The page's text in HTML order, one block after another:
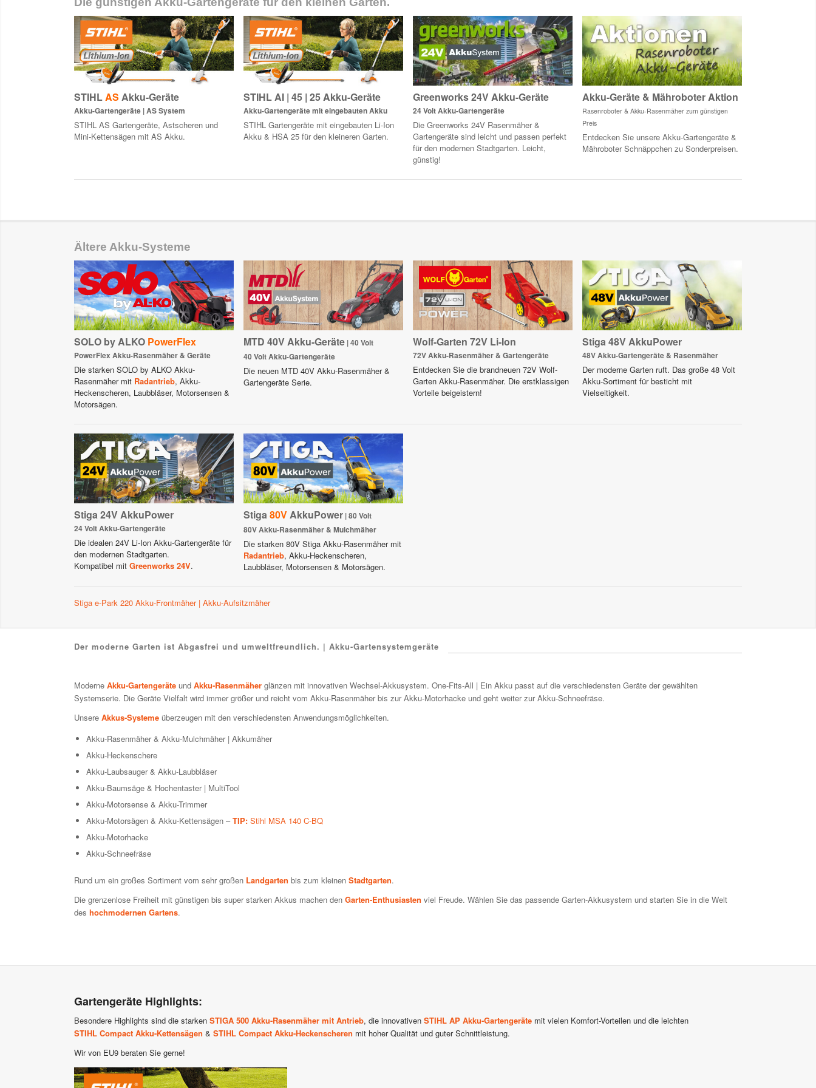
STIHLAS Akku-Geräte
Akku-Gartengeräte | AS System
STIHL AS Gartengeräte, Astscheren und
Mini-Kettensägen mit AS Akku.
STIHL AI | 45 | 25 Akku-Geräte
Akku-Gartengeräte mit eingebauten Akku
STIHL Gartengeräte mit eingebauten Li-Ion
Akku & HSA 25 für den kleineren Garten.
Greenworks 24V Akku-Geräte
24 Volt Akku-Gartengeräte
Die Greenworks 24V Rasenmäher &
Gartengeräte sind leicht und passen perfekt
für den modernen Stadtgarten. Leicht,
günstig!
Akku-Geräte & Mähroboter Aktion
Rasenroboter & Akku-Rasenmäher zumgünstigen
Preis
Entdecken Sie unsere Akku-Gartengeräte &
MähroboterSchnäppchen zu Sonderpreisen.
Ältere Akku-Systeme
SOLO by ALKO PowerFlex
PowerFlex Akku-Rasenmäher & Geräte
Die starken SOLO by ALKO Akku-
Rasenmäher mit Radantrieb, Akku-
Heckenscheren, Laubbläser, Motorsensen &
Motorsägen.
MTD 40V Akku-Geräte | 40 Volt
40 Volt Akku-Gartengeräte
Die neuen MTD 40V Akku-Rasenmäher &
Gartengeräte Serie.
Wolf-Garten 72V Li-Ion
72V Akku-Rasenmäher & Gartengeräte
Entdecken Sie die brandneuen 72V Wolf-
Garten Akku-Rasenmäher. Die erstklassigen
Vorteile beigeistern!
Stiga 48V AkkuPower
48V Akku-Gartengeräte & Rasenmäher
Der moderne Garten ruft. Das große 48 Volt
Akku-Sortiment für besticht mit
Vielseitigkeit.
Stiga 24V AkkuPower
24 Volt Akku-Gartengeräte
Die idealen 24V Li-Ion Akku-Gartengeräte für
den modernen Stadtgarten.
Kompatibel mit Greenworks 24V.
Stiga80VAkkuPower | 80 Volt
80V Akku-Rasenmäher & Mulchmäher
Die starken 80V Stiga Akku-Rasenmäher mit
Radantrieb, Akku-Heckenscheren,
Laubbläser, Motorsensen & Motorsägen.
Stiga e-Park 220 Akku-Frontmäher | Akku-Aufsitzmäher
Der moderne Garten ist Abgasfrei und umweltfreundlich. | Akku-Gartensystemgeräte
Moderne Akku-Gartengeräte und Akku-Rasenmäher glänzen mit innovativen Wechsel-Akkusystem. One-Fits-All | Ein Akku passt auf die verschiedensten Geräte der gewählten
Systemserie. Die Geräte Vielfalt wird immer größer und reicht vom Akku-Rasenmäher bis zur Akku-Motorhacke und geht weiter zur Akku-Schneefräse.
Unsere Akkus-Systeme überzeugen mit den verschiedensten Anwendungsmöglichkeiten.
Akku-Rasenmäher & Akku-Mulchmäher | Akkumäher
Akku-Heckenschere
Akku-Laubsauger & Akku-Laubbläser
Akku-Baumsäge & Hochentaster | MultiTool
Akku-Motorsense & Akku-Trimmer
Akku-Motorsägen & Akku-Kettensägen –TIP: Stihl MSA 140 C-BQ
Akku-Motorhacke
Akku-Schneefräse
Rund um ein großes Sortiment vom sehr großen Landgarten bis zum kleinen Stadtgarten.
Die grenzenlose Freiheit mit günstigen bis super starken Akkus machen den Garten-Enthusiasten viel Freude. Wählen Sie das passende Garten-Akkusystem und starten Sie in die Welt
des hochmodernen Gartens.
Gartengeräte Highlights:
Besondere Highlights sind die starken STIGA 500 Akku-Rasenmäher mit Antrieb, die innovativen STIHL AP Akku-Gartengeräte mit vielen Komfort-Vorteilen und die leichten
STIHL Compact Akku-Kettensägen & STIHL Compact Akku-Heckenscheren mit hoher Qualität und guter Schnittleistung.
Wir von EU9 beraten Sie gerne!